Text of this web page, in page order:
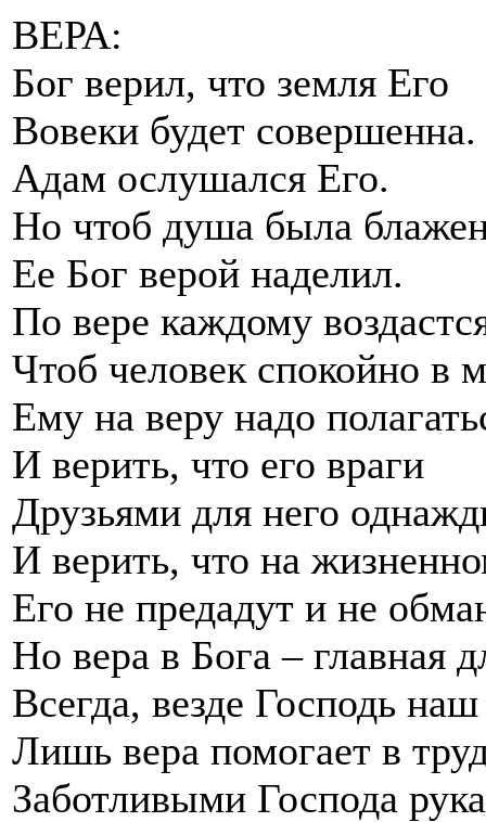
ВЕРА:
Бог верил, что земля Его
Вовеки будет совершенна.
Адам ослушался Его.
Но чтоб душа была
Ее Бог верой наделил.
По вере каждому
Чтоб человек спокойно в
Ему на веру надо
И верить, что его враги
Друзьями для него
И верить, что на
Его не предадут и не
Но вера в Бога – главная
Всегда, везде Господь
Лишь вера помогает в
Заботливыми Господа